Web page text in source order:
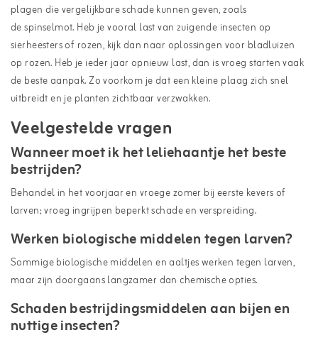
plagen die vergelijkbare schade kunnen geven, zoals
despinselmot. Heb je vooral last van zuigende insecten op
sierheesters of rozen, kijk dan naar oplossingen voor bladluizen
op rozen. Heb je ieder jaar opnieuw last, dan is vroeg starten vaak
de beste aanpak. Zo voorkom je dat een kleine plaag zich snel
uitbreidt en je planten zichtbaar verzwakken.
Veelgestelde vragen
Wanneer moet ik het leliehaantje het beste
bestrijden?
Behandel in het voorjaar en vroege zomer bij eerste kevers of
larven; vroeg ingrijpen beperkt schade en verspreiding.
Werken biologische middelen tegen larven?
Sommige biologische middelen en aaltjes werken tegen larven,
maar zijn doorgaans langzamer dan chemische opties.
Schaden bestrijdingsmiddelen aan bijen en
nuttige insecten?